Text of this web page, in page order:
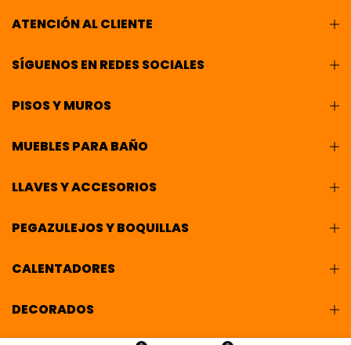
ATENCIÓN AL CLIENTE
SÍGUENOS EN REDES SOCIALES
PISOS Y MUROS
MUEBLES PARA BAÑO
LLAVES Y ACCESORIOS
PEGAZULEJOS Y BOQUILLAS
CALENTADORES
DECORADOS